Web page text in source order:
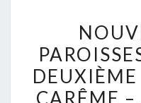
CARÊME